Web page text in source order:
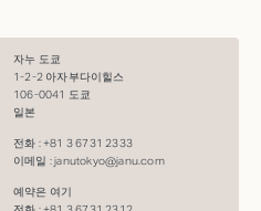
자누 도쿄
1-2-2 아자부다이힐스
106-​​0041 도쿄
일본
전화 : +81 3 6731 2333​
이메일 :janutokyo@janu.com​
예약은 여기​